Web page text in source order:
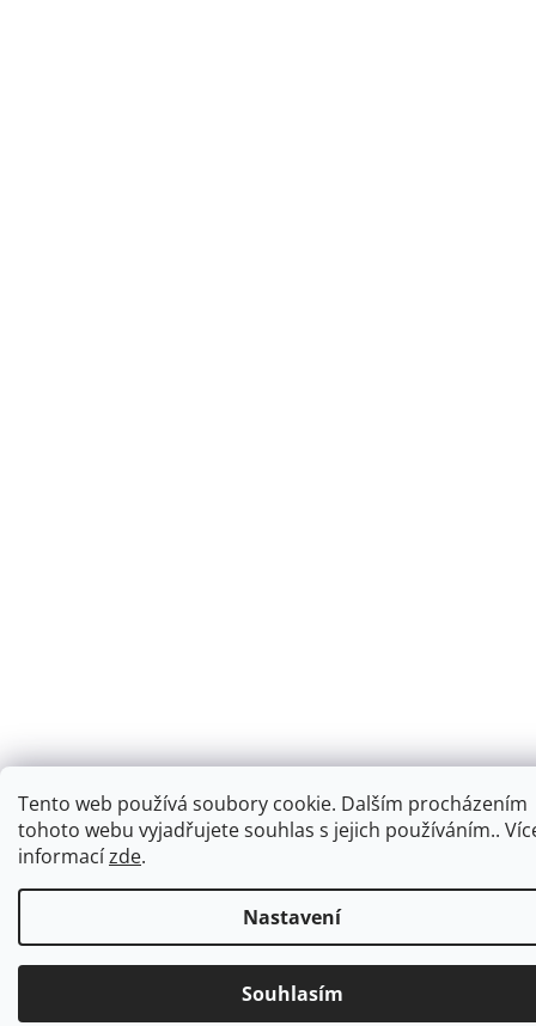
Tento web používá soubory cookie. Dalším procházením
tohoto webu vyjadřujete souhlas s jejich používáním..
informacízde.
Nastavení
Souhlasím